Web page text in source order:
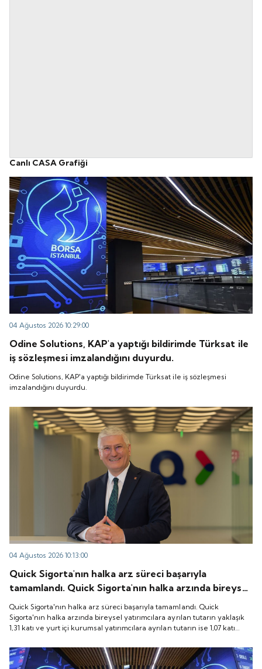
Canlı CASA Grafiği
04 Ağustos 2026 10:29:00
Odine Solutions, KAP'a yaptığı bildirimde Türksat ile
iş sözleşmesi imzalandığını duyurdu.
Odine Solutions, KAP'a yaptığı bildirimde Türksat ile iş sözleşmesi
imzalandığını duyurdu.
04 Ağustos 2026 10:13:00
Quick Sigorta'nın halka arz süreci başarıyla
tamamlandı. Quick Sigorta'nın halka arzında bireysel
yatırımcılara ayrılan tutarın yaklaşık 1,31 katı ve yurt
içi kurumsal yatırımcılara ayrılan tutarın ise 1,07 katı
talep geldi. Quick Sigorta, 6 Ağustos 2026 tarihinde
görmeye başlayacak.
Quick Sigorta'nın halka arz süreci başarıyla tamamlandı. Quick
Sigorta'nın halka arzında bireysel yatırımcılara ayrılan tutarın yaklaşık
1,31 katı ve yurt içi kurumsal yatırımcılara ayrılan tutarın ise 1,07 katı
koduyla Borsa İstanbul'da işlem görmeye başlayacak.